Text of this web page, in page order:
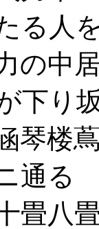
る人
の中
下り
琴楼
通る
畳八